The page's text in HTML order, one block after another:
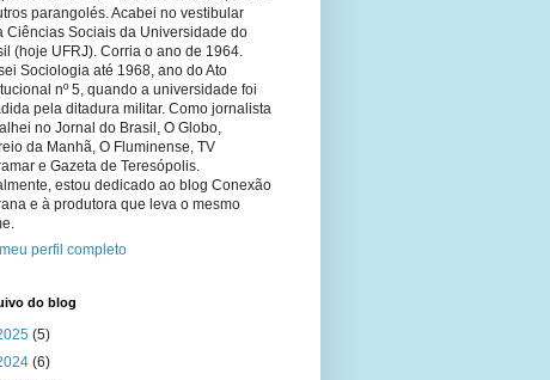
parangolés. Acabei no vestibular
Ciências Sociais da Universidade do
(hoje UFRJ). Corria o ano de 1964.
Sociologia até 1968, ano do Ato
nº 5, quando a universidade foi
pela ditadura militar. Como jornalista
no Jornal do Brasil, O Globo,
da Manhã, O Fluminense, TV
e Gazeta de Teresópolis.
estou dedicado ao blog Conexão
e à produtora que leva o mesmo
perfil completo
do blog
(5)
(6)